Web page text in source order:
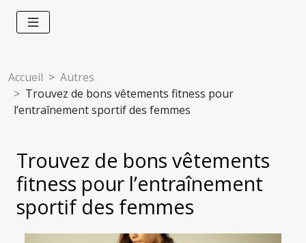
Accueil
Autres
Trouvez de bons vêtements fitness pour
l’entraînement sportif des femmes
Trouvez de bons vêtements
fitness pour l’entraînement
sportif des femmes